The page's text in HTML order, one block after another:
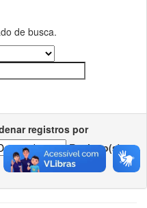
de busca.
registros por
Registro(s)